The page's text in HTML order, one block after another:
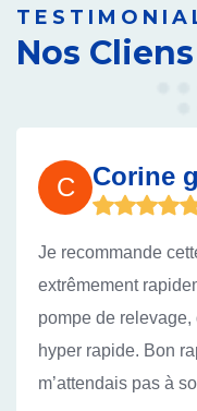
Nos
C Corine
Je recommande
extrêmement
pompe de
hyper rapide. Bon
m’attendais pas à